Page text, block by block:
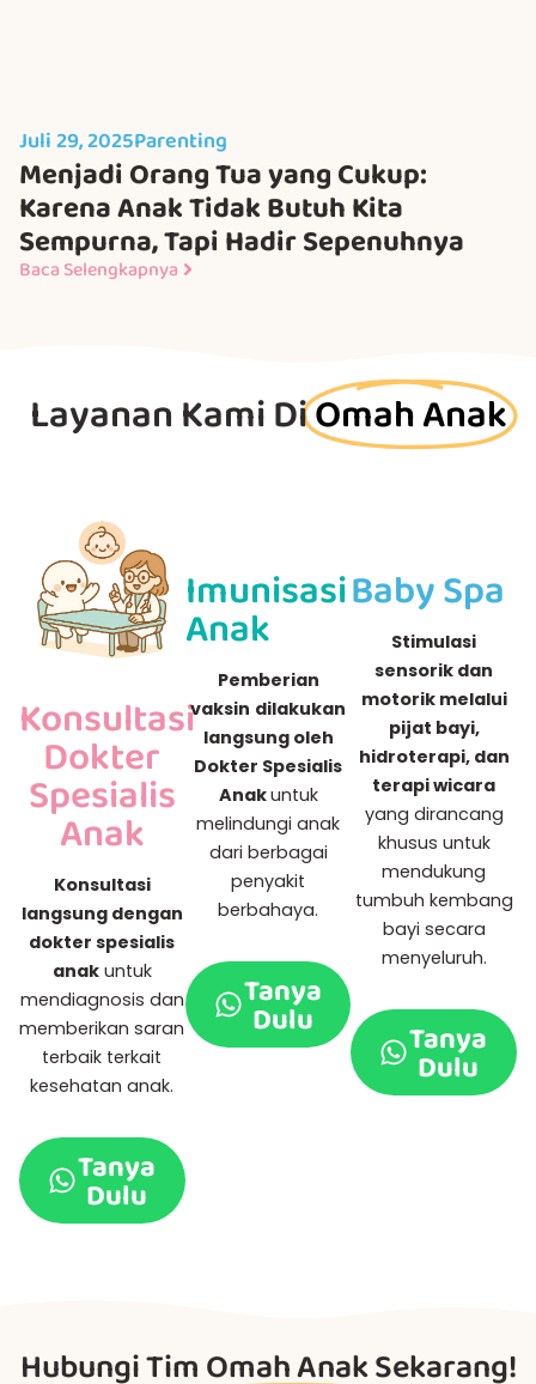
Juli 29, 2025Parenting
Menjadi Orang Tua yang Cukup:
Karena Anak Tidak Butuh Kita
Sempurna, Tapi Hadir Sepenuhnya
Baca Selengkapnya
Layanan Kami DiOmah Anak
Konsultasi
Dokter
Spesialis
Anak
Konsultasi
langsung dengan
dokter spesialis
anakuntuk
mendiagnosis dan
memberikan saran
terbaik terkait
kesehatan anak.
Tanya
Dulu
Imunisasi
Anak
Pemberian
vaksin dilakukan
langsung oleh
Dokter Spesialis
Anakuntuk
melindungi anak
dari berbagai
penyakit
berbahaya.
Tanya
Dulu
Baby Spa
Stimulasi
sensorik dan
motorik melalui
pijat bayi,
hidroterapi, dan
terapi wicara
yang dirancang
khusus untuk
mendukung
tumbuh kembang
bayi secara
menyeluruh.
Tanya
Dulu
HubungiTim Omah AnakSekarang!